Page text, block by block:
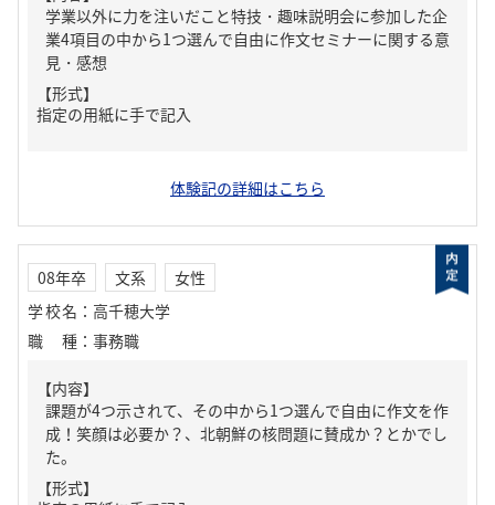
学業以外に力を注いだこと特技・趣味説明会に参加した企
業4項目の中から1つ選んで自由に作文セミナーに関する意
見・感想
【形式】
指定の用紙に手で記入
体験記の詳細はこちら
08年卒 文系
女性
学校名 ： 高千穂大学
職種 ： 事務職
【内容】
課題が4つ示されて、その中から1つ選んで自由に作文を作
成！笑顔は必要か？、北朝鮮の核問題に賛成か？とかでし
た。
【形式】